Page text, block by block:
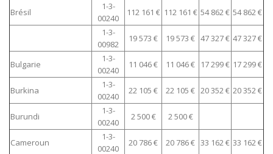
Brésil
1-3-
00240
112 161 € 112 161 € 54 862 € 54 862 €
1-3-
00982
19 573 € 19 573 € 47 327 € 47 327 €
Bulgarie
1-3-
00240
11 046 € 11 046 € 17 299 € 17 299 €
Burkina
1-3-
00240
22 105 € 22 105 € 20 352 € 20 352 €
Burundi
1-3-
00240
2 500 € 2 500 €
Cameroun
1-3-
00240
20 786 € 20 786 € 33 162 € 33 162 €